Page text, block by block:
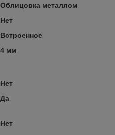
Облицовка металлом
Нет
Встроенное
4 мм
Нет
Да
Нет